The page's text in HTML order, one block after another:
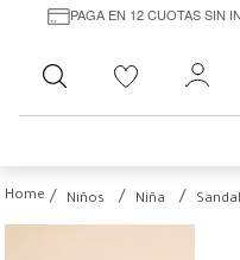
PAGA EN 12 CUOTAS SIN
Buscar
Niños Niña